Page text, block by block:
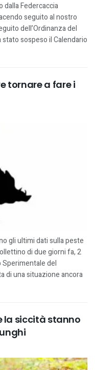
Federcaccia
seguito al nostro
dell’Ordinanza del
sospeso il Calendario
tornare a fare i
gli ultimi dati sulla peste
di due giorni fa, 2
del
di una situazione ancora
la siccità stanno